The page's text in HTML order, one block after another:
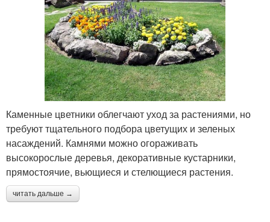
Каменные цветники облегчают уход за растениями, но
требуют тщательного подбора цветущих и зеленых
насаждений. Камнями можно огораживать
высокорослые деревья, декоративные кустарники,
прямостоячие, вьющиеся и стелющиеся растения.
читать дальше →